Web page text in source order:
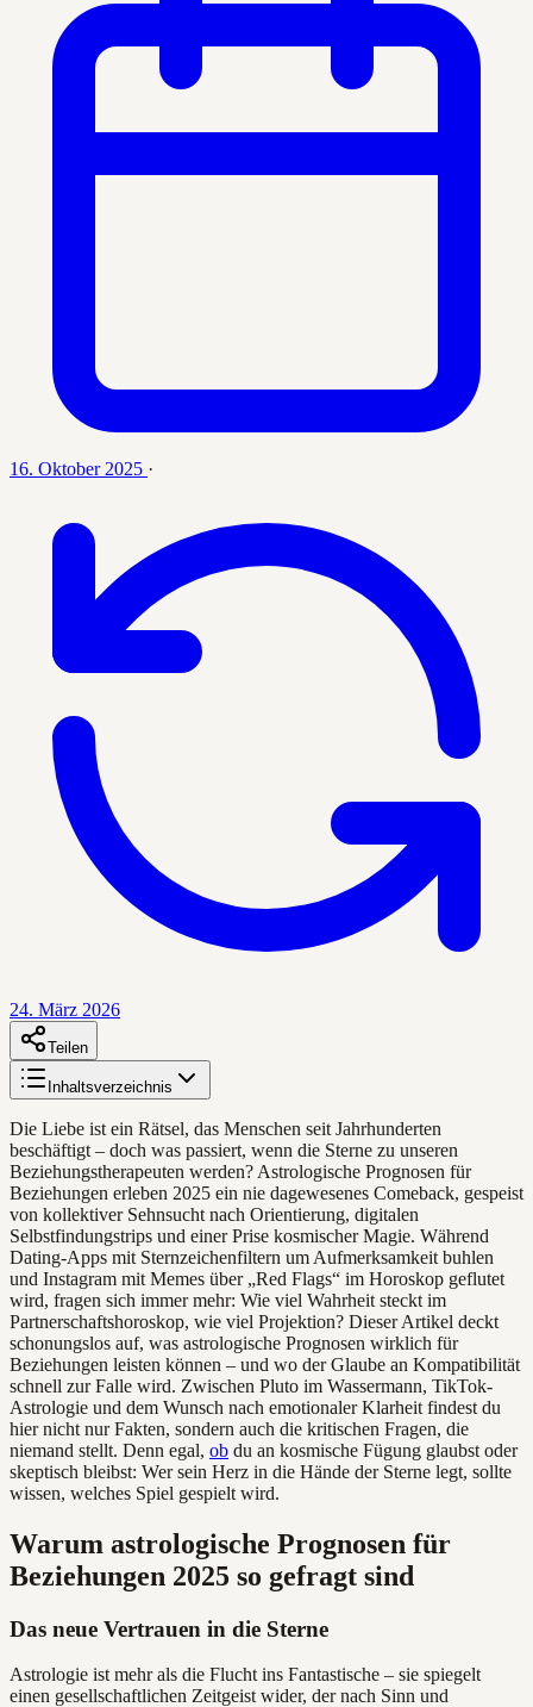
16. Oktober 2025 ·
24. März 2026
Teilen
Inhaltsverzeichnis
Die Liebe ist ein Rätsel, das Menschen seit Jahrhunderten
beschäftigt – doch was passiert, wenn die Sterne zu unseren
Beziehungstherapeuten werden? Astrologische Prognosen für
Beziehungen erleben 2025 ein nie dagewesenes Comeback, gespeist
von kollektiver Sehnsucht nach Orientierung, digitalen
Selbstfindungstrips und einer Prise kosmischer Magie. Während
Dating-Apps mit Sternzeichenfiltern um Aufmerksamkeit buhlen
und Instagram mit Memes über „Red Flags“ im Horoskop geflutet
wird, fragen sich immer mehr: Wie viel Wahrheit steckt im
Partnerschaftshoroskop, wie viel Projektion? Dieser Artikel deckt
schonungslos auf, was astrologische Prognosen wirklich für
Beziehungen leisten können – und wo der Glaube an Kompatibilität
schnell zur Falle wird. Zwischen Pluto im Wassermann, TikTok-
Astrologie und dem Wunsch nach emotionaler Klarheit findest du
hier nicht nur Fakten, sondern auch die kritischen Fragen, die
niemand stellt. Denn egal, ob du an kosmische Fügung glaubst oder
skeptisch bleibst: Wer sein Herz in die Hände der Sterne legt, sollte
wissen, welches Spiel gespielt wird.
Warum astrologische Prognosen für
Beziehungen 2025 so gefragt sind
Das neue Vertrauen in die Sterne
Astrologie ist mehr als die Flucht ins Fantastische – sie spiegelt
einen gesellschaftlichen Zeitgeist wider, der nach Sinn und